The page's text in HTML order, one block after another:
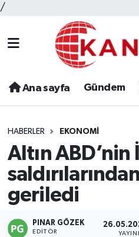
/
Ana sayfa Gündem
HABERLER EKONOMI
Altın ABD’nin
geriledi
PINAR GÖZEK
EDITÖR